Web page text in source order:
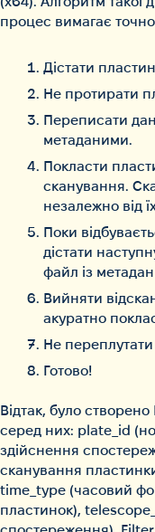
процес вимагає
Дістати
Не протирати
Переписати
метаданими.
Покласти
сканування.
незалежно від
Поки
дістати
файл із
Вийняти
акуратно
Не
Готово!
Відтак, було
серед них: plate_id
здійснення
сканування
time_type (часовий
пластинок),